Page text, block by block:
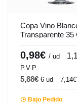
Copa Vino
Transparente 35
Pinot Vicrila
0,98€ / ud
P.V.P.
5,88€ 6 ud 7,14€
Bajo Pedido